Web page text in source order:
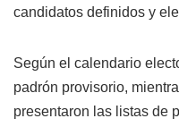
candidatos definidos y
Según el calendario
padrón provisorio,
presentaron las listas de